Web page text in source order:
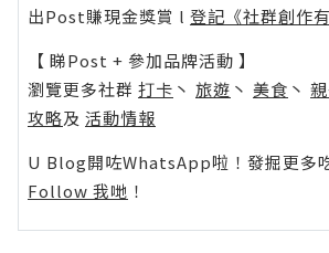
出Post賺現金獎賞 l 登記《社群創作
【 睇Post + 參加品牌活動 】
瀏覽更多社群 打卡 丶 旅遊 丶 美食 丶
攻略及 活動情報
U Blog開咗WhatsApp啦！發掘更多
Follow 我哋 ！